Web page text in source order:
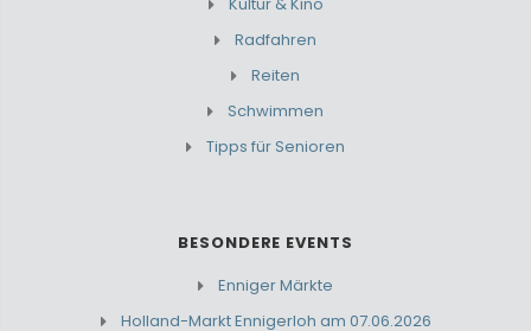
Radfahren
Reiten
Schwimmen
Tipps für Senioren
BESONDERE EVENTS
Enniger Märkte
Holland-Markt Ennigerloh am 07.06.2026